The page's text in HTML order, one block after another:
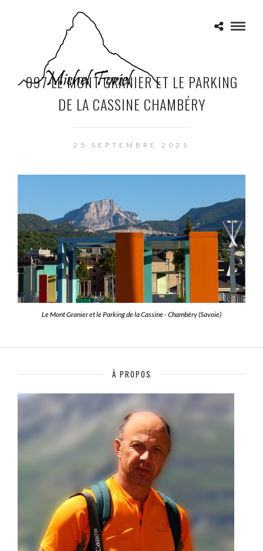
097 LE MONT GRANIER ET LE PARKING
DE LA CASSINE CHAMBÉRY
25 SEPTEMBRE 2021
Le Mont Granier et le Parking de la Cassine - Chambéry (Savoie)
À PROPOS